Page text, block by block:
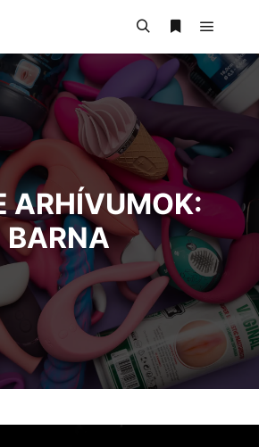
ARHÍVUMOK:
BARNA